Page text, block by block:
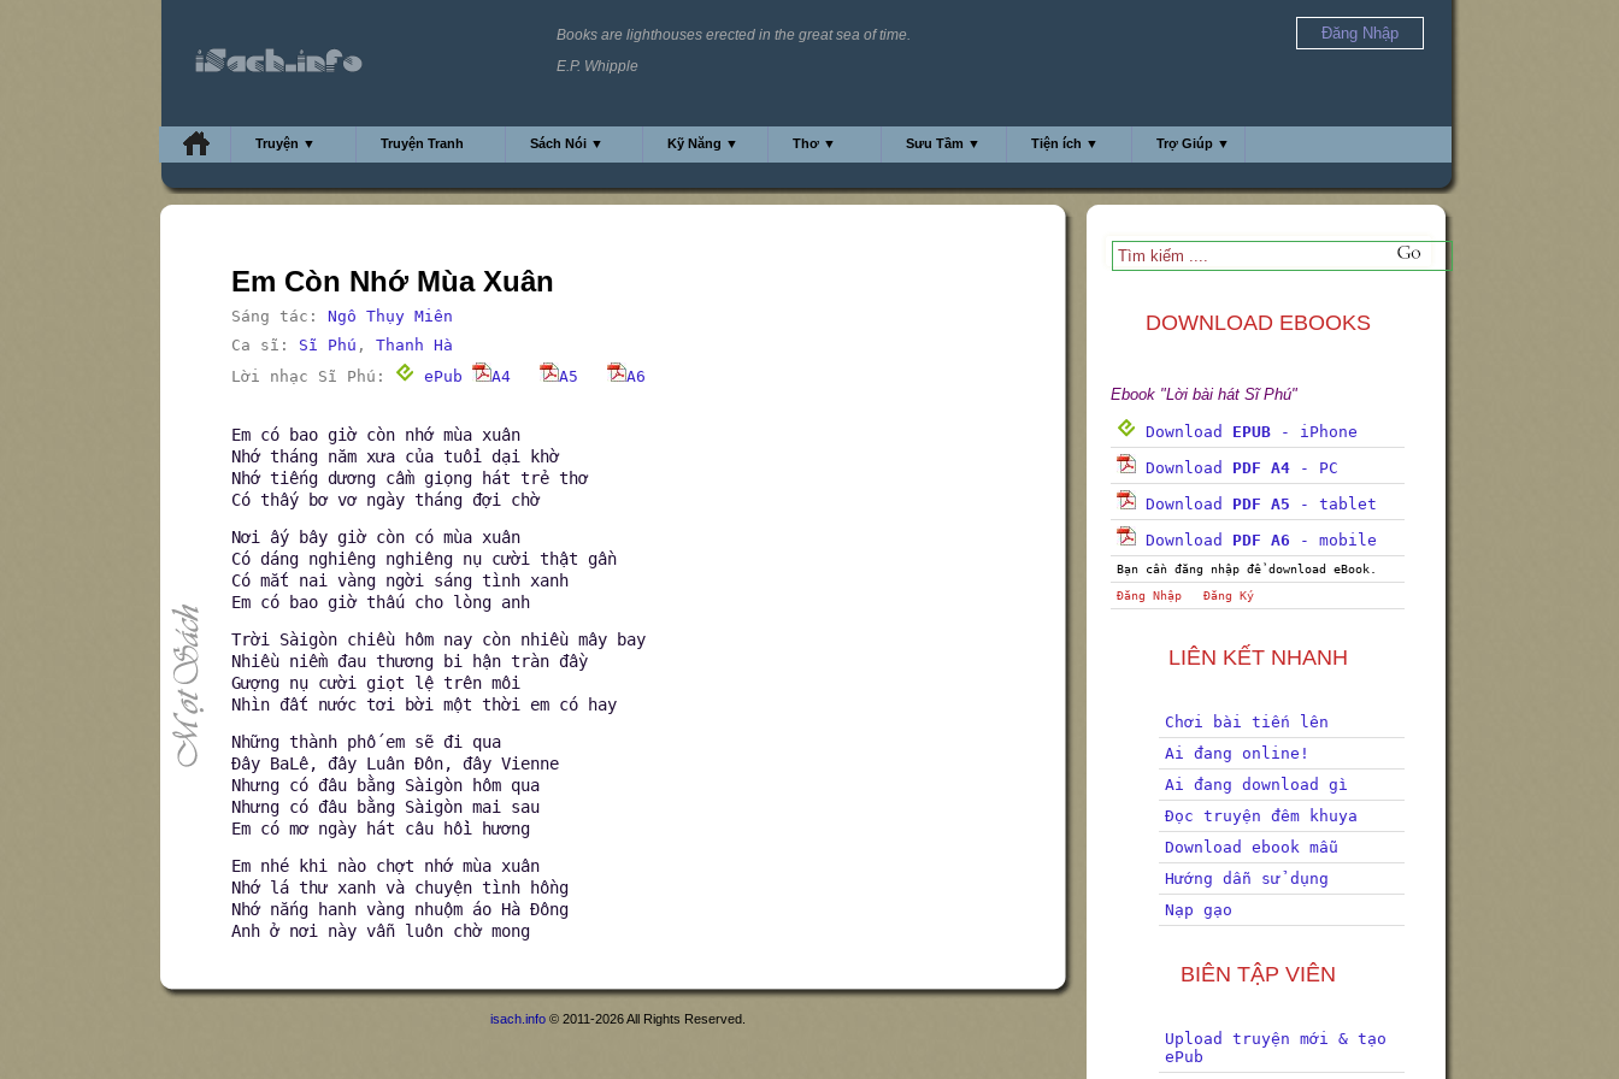
Books are lighthouses erected in the great sea of time.
E.P. Whipple
Đăng Nhập
Truyện ▼ Truyện Tranh Sách Nói ▼ Kỹ Năng ▼ Thơ ▼ Sưu Tầm ▼ Tiện ích ▼ Trợ Giúp ▼
DOWNLOAD EBOOKS
Ebook "Lời bài hát Sĩ Phú"
Download EPUB - iPhone
Download PDF A4 - PC
Download PDF A5 - tablet
Download PDF A6 - mobile
Bạn cần đăng nhập để download eBook.
Đăng Nhập
Đăng Ký
LIÊN KẾT NHANH
Chơi bài tiến lên
Ai đang online!
Ai đang download gì
Đọc truyện đêm khuya
Download ebook mẫu
Hướng dẫn sử dụng
Nạp gạo
BIÊN TẬP VIÊN
Upload truyện mới & tạo
ePub
Em Còn Nhớ Mùa Xuân
Sáng tác: Ngô Thụy Miên
Ca sĩ: Sĩ Phú , Thanh Hà
Lời nhạc Sĩ Phú:
ePub A4 A5 A6
Em có bao giờ còn nhớ mùa xuân
Nhớ tháng năm xưa của tuổi dại khờ
Nhớ tiếng dương cầm giọng hát trẻ thơ
Có thấy bơ vơ ngày tháng đợi chờ
Nơi ấy bây giờ còn có mùa xuân
Có dáng nghiêng nghiêng nụ cười thật gần
Có mắt nai vàng ngời sáng tình xanh
Em có bao giờ thấu cho lòng anh
Trời Sàigòn chiều hôm nay còn nhiều mây bay
Nhiều niềm đau thương bi hận tràn đầy
Gượng nụ cười giọt lệ trên môi
Nhìn đất nước tơi bời một thời em có hay
Những thành phố em sẽ đi qua
Đây BaLê, đây Luân Đôn, đây Vienne
Nhưng có đâu bằng Sàigòn hôm qua
Nhưng có đâu bằng Sàigòn mai sau
Em có mơ ngày hát câu hồi hương
Em nhé khi nào chợt nhớ mùa xuân
Nhớ lá thư xanh và chuyện tình hồng
Nhớ nắng hanh vàng nhuộm áo Hà Đông
Anh ở nơi này vẫn luôn chờ mong
isach.info © 2011-2026 All Rights Reserved.